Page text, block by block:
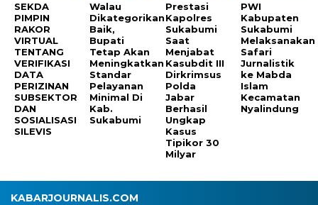
SEKDA
PIMPIN
RAKOR
VIRTUAL
TENTANG
VERIFIKASI
DATA
PERIZINAN
SUBSEKTOR
DAN
SOSIALISASI
SILEVIS
Walau
Dikategorikan
Baik,
Bupati
Tetap Akan
Meningkatkan
Standar
Pelayanan
Minimal Di
Kab.
Sukabumi
Prestasi
Kapolres
Sukabumi
Saat
Menjabat
Kasubdit III
Dirkrimsus
Polda
Jabar
Berhasil
Ungkap
Kasus
Tipikor 30
Milyar
PWI
Kabupaten
Sukabumi
Melaksanakan
Safari
Jurnalistik
ke Mabda
Islam
Kecamatan
Nyalindung
KABARJOURNALIS.COM